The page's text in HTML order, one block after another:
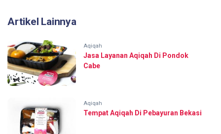
Artikel Lainnya
Aqiqah
Jasa Layanan Aqiqah Di Pondok
Cabe
Aqiqah
Tempat Aqiqah Di Pebayuran Bekasi